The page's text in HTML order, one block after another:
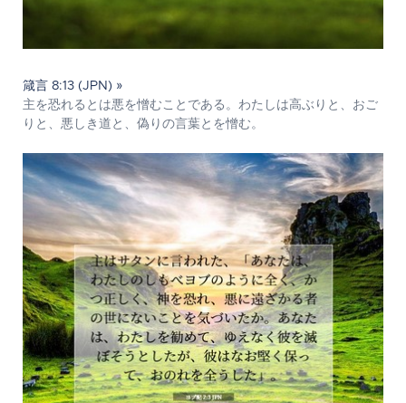
箴言 8:13 (JPN) »
主を恐れるとは悪を憎むことである。わたしは高ぶりと、おご
りと、悪しき道と、偽りの言葉とを憎む。